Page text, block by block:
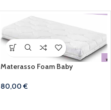
Materasso Foam Baby
80,00€